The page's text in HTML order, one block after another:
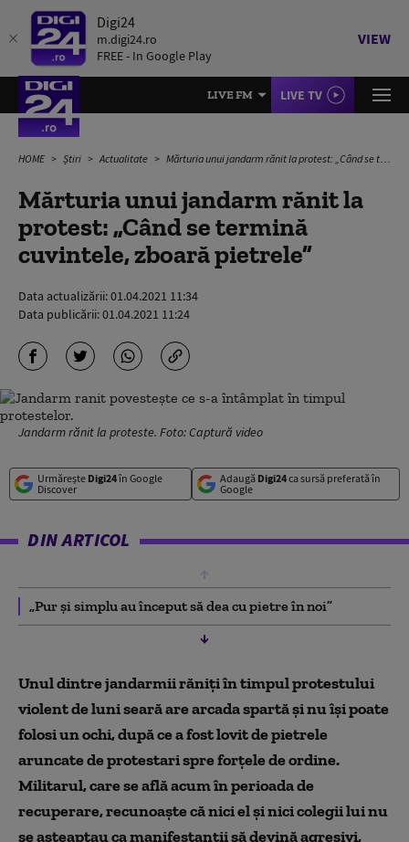
Digi24
m.digi24.ro
FREE - In Google Play
VIEW
LIVE FM LIVE TV
HOME Știri Actualitate Mărturia unui jandarm rănit la protest: „Când se termină cuvintele, zboară pietrele”
Mărturia unui jandarm rănit la
protest: „Când se termină
cuvintele, zboară pietrele”
Data actualizării:01.04.2021 11:34
Data publicării:01.04.2021 11:24
Jandarm rănit la proteste. Foto: Captură video
Urmărește Digi24în Google
Discover
Adaugă Digi24ca sursă preferată în
Google
DIN ARTICOL
„Pur și simplu au început să dea cu pietre în noi”
Unul dintre jandarmii răniți în timpul protestului
violent de luni seară are arcada spartă și nu își poate
folosi un ochi, după ce a fost lovit de pietrele
aruncate de protestari spre forțele de ordine.
Militarul, care se află acum în perioada de
recuperare, recunoaște că nici el și nici colegii lui nu
se așteaptau ca manifestanții să devină agresivi,